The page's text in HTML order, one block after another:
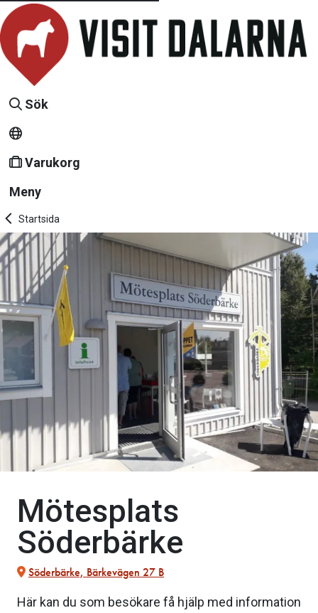
Sök
Varukorg
Meny
Startsida
Mötesplats
Söderbärke
Söderbärke, Bärkevägen 27 B
Här kan du som besökare få hjälp med information